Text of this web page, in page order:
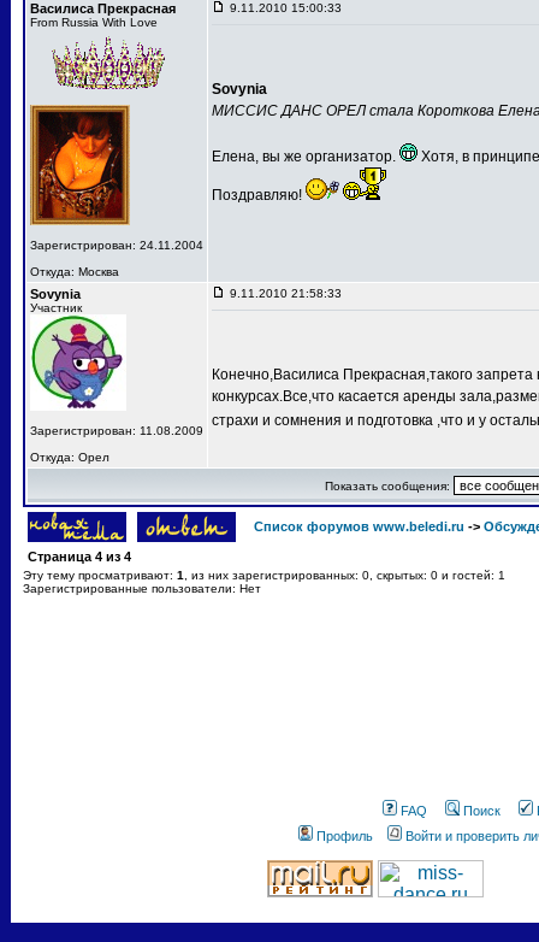
Василиса Прекрасная
From Russia With Love
Зарегистрирован: 24.11.2004
Откуда: Москва
9.11.2010 15:00:33
Sovynia
МИССИС ДАНС ОРЕЛ стала Короткова
Елена, вы же организатор. Хотя, в
Поздравляю!
Sovynia
Участник
Зарегистрирован: 11.08.2009
Откуда: Орел
9.11.2010 21:58:33
Конечно,Василиса Прекрасная,такого
конкурсах.Все,что касается аренды
страхи и сомнения и подготовка ,что и у
Показать сообщения:
Список форумов www.beledi.ru ->
Страница 4 из 4
Эту тему просматривают: 1
, из них зарегистрированных: 0, скрытых: 0 и гостей: 1
Зарегистрированные пользователи: Нет
FAQ Поиск
Профиль
Войти и проверить